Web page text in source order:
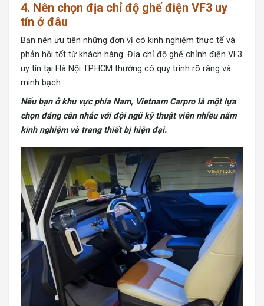
4. Nên chọn địa chỉ độ ghế điện VF3 uy
tín ở đâu
Bạn nên ưu tiên những đơn vị có kinh nghiệm thực tế và
phản hồi tốt từ khách hàng. Địa chỉ độ ghế chỉnh điện VF3
uy tín tại Hà Nội TP.HCM thường có quy trình rõ ràng và
minh bạch.
Nếu bạn ở khu vực phía Nam, Vietnam Carpro là một lựa
chọn đáng cân nhắc với đội ngũ kỹ thuật viên nhiều năm
kinh nghiệm và trang thiết bị hiện đại.